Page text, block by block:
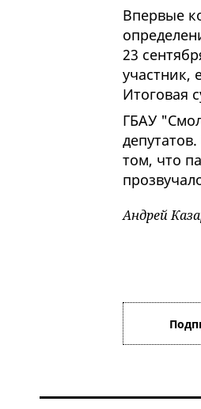
Впервые
23
участник,
Итоговая
ГБАУ
том, что
Андрей